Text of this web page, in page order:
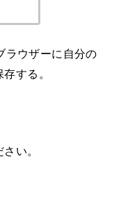
ラウザーに自分の
する。
い。